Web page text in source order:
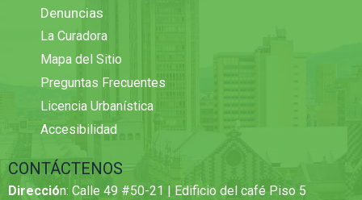
Denuncias
La Curadora
Mapa del Sitio
Preguntas Frecuentes
Licencia Urbanística
Accesibilidad
CONTÁCTENOS
Dirección: Calle 49 #50-21 | Edificio del café Piso 5